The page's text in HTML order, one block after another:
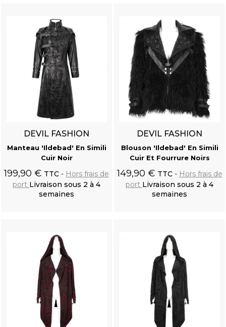
DEVIL FASHION
Manteau 'Ildebad' En Simili
Cuir Noir
199,90 € TTC
Hors frais de
port Livraison sous 2 à 4
semaines
DEVIL FASHION
Blouson 'Ildebad' En Simili
Cuir Et Fourrure Noirs
149,90 € TTC
Hors frais de
port Livraison sous 2 à 4
semaines